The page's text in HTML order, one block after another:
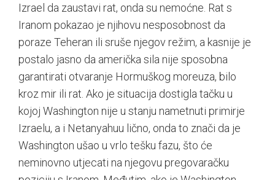
Izrael da zaustavi rat, onda su nemoćne. Rat s
Iranom pokazao je njihovu nesposobnost da
poraze Teheran ili sruše njegov režim, a kasnije je
postalo jasno da američka sila nije sposobna
garantirati otvaranje Hormuškog moreuza, bilo
kroz mir ili rat. Ako je situacija dostigla tačku u
kojoj Washington nije u stanju nametnuti primirje
Izraelu, a i Netanyahuu lično, onda to znači da je
Washington ušao u vrlo tešku fazu, što će
neminovno utjecati na njegovu pregovaračku